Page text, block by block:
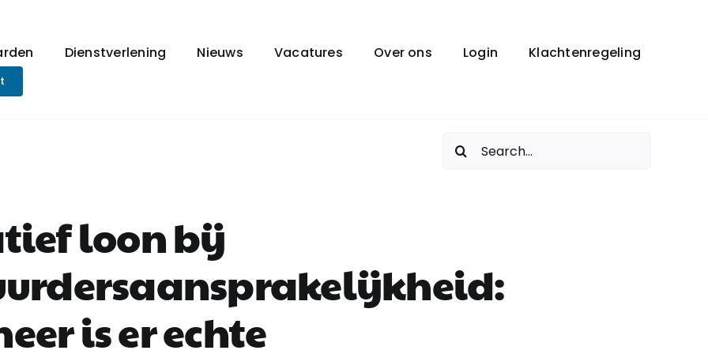
Dienstverlening Nieuws Vacatures Over ons Login Klachtenregeling
Zoeken
naar:
loon bij
is er echte